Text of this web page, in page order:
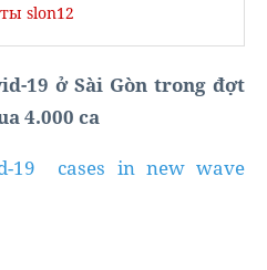
slon12
19 ở Sài Gòn trong đợt
4.000 ca
19 cases in new wave